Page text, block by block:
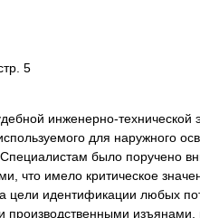
5
инженерно-технической
для наружного
было поручено
что имело критическое
цели идентификации любых
производственными